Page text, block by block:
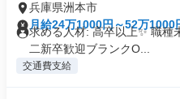
兵庫県洲本市
月給24万1000円～52万1000
求める人材: 高卒以上✨ 職種
二新卒歓迎ブランクO...
交通費支給